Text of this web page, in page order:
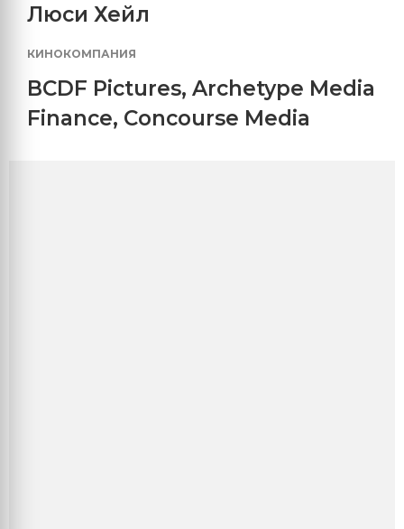
Люси Хейл
КИНОКОМПАНИЯ
BCDF Pictures, Archetype Media
Finance, Concourse Media